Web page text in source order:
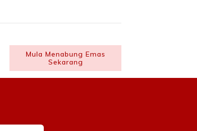
Mula Menabung Emas
Sekarang